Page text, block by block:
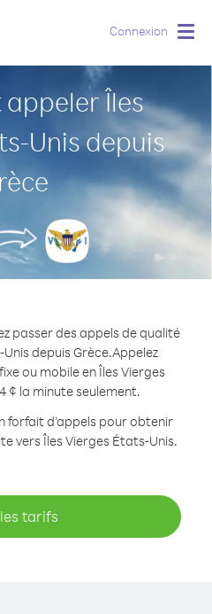
Connexion
Îles
Unis depuis
passer des appels de qualité
depuis Grèce.Appelez
ou mobile en Îles Vierges
¢ la minute seulement.
forfait d’appels pour obtenir
vers Îles Vierges États-Unis.
tarifs